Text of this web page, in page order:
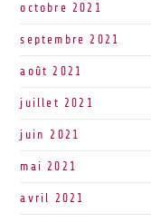
octobre 2021
septembre 2021
août 2021
juillet 2021
juin 2021
mai 2021
avril 2021